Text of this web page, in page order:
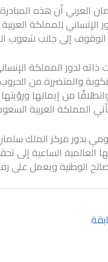
العربي أن هذه
الإنساني للمملكة
إلى جانب شعوب
لدور المملكة
والمتضررة من
من إيمانها
المملكة العربية
بدور مركز الملك سلمان
العالمية الساعية إلى
الوطنية ويعمل على